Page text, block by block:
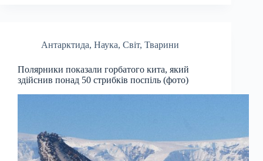
Антарктида, Наука, Світ, Тварини
Полярники показали горбатого кита, який
здійснив понад 50 стрибків поспіль (фото)